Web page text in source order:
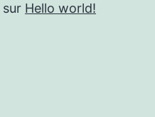
sur Hello world!